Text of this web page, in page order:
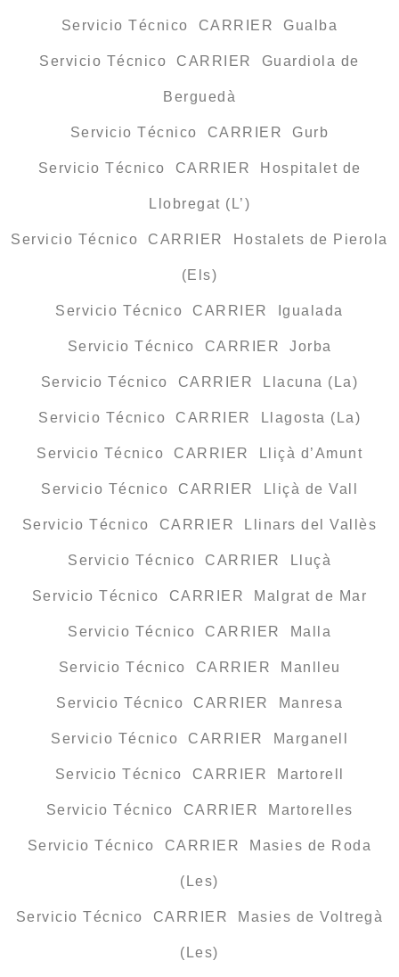
Servicio Técnico CARRIER Gualba
Servicio Técnico CARRIER Guardiola de
Berguedà
Servicio Técnico CARRIER Gurb
Servicio Técnico CARRIER Hospitalet de
Llobregat (L’)
Servicio Técnico CARRIER Hostalets de Pierola
(Els)
Servicio Técnico CARRIER Igualada
Servicio Técnico CARRIER Jorba
Servicio Técnico CARRIER Llacuna (La)
Servicio Técnico CARRIER Llagosta (La)
Servicio Técnico CARRIER Lliçà d’Amunt
Servicio Técnico CARRIER Lliçà de Vall
Servicio Técnico CARRIER Llinars del Vallès
Servicio Técnico CARRIER Lluçà
Servicio Técnico CARRIER Malgrat de Mar
Servicio Técnico CARRIER Malla
Servicio Técnico CARRIER Manlleu
Servicio Técnico CARRIER Manresa
Servicio Técnico CARRIER Marganell
Servicio Técnico CARRIER Martorell
Servicio Técnico CARRIER Martorelles
Servicio Técnico CARRIER Masies de Roda
(Les)
Servicio Técnico CARRIER Masies de Voltregà
(Les)